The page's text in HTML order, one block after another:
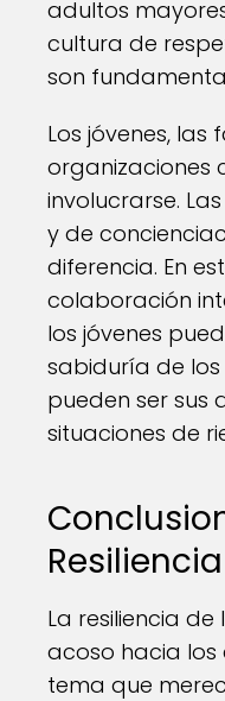
adultos
cultura de
son
Los jóvenes, las
organizaciones
involucrarse.
y de
diferencia. En
colaboración
los jóvenes
sabiduría de los
pueden ser sus
situaciones de
La resiliencia
acoso hacia los
tema que